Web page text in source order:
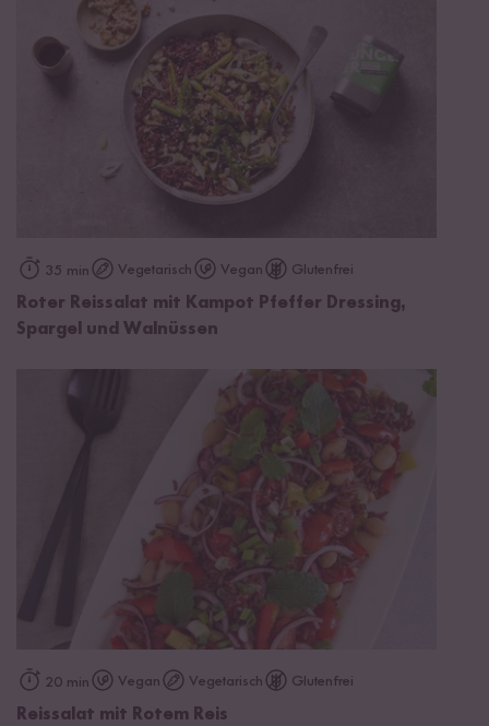
35 min Vegetarisch Vegan Glutenfrei
Roter Reissalat mit Kampot Pfeffer Dressing,
Spargel und Walnüssen
20 min Vegan Vegetarisch Glutenfrei
Reissalat mit Rotem Reis